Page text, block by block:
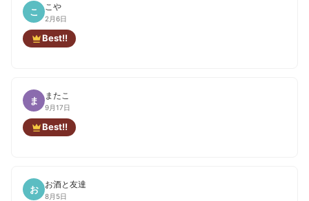
こ こや
2月6日
Best!!
ま またこ
9月17日
Best!!
お お酒と友達
8月5日